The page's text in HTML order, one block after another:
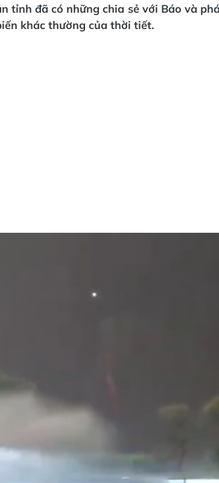
tỉnh đã có những chia sẻ với Báo và
khác thường của thời tiết.